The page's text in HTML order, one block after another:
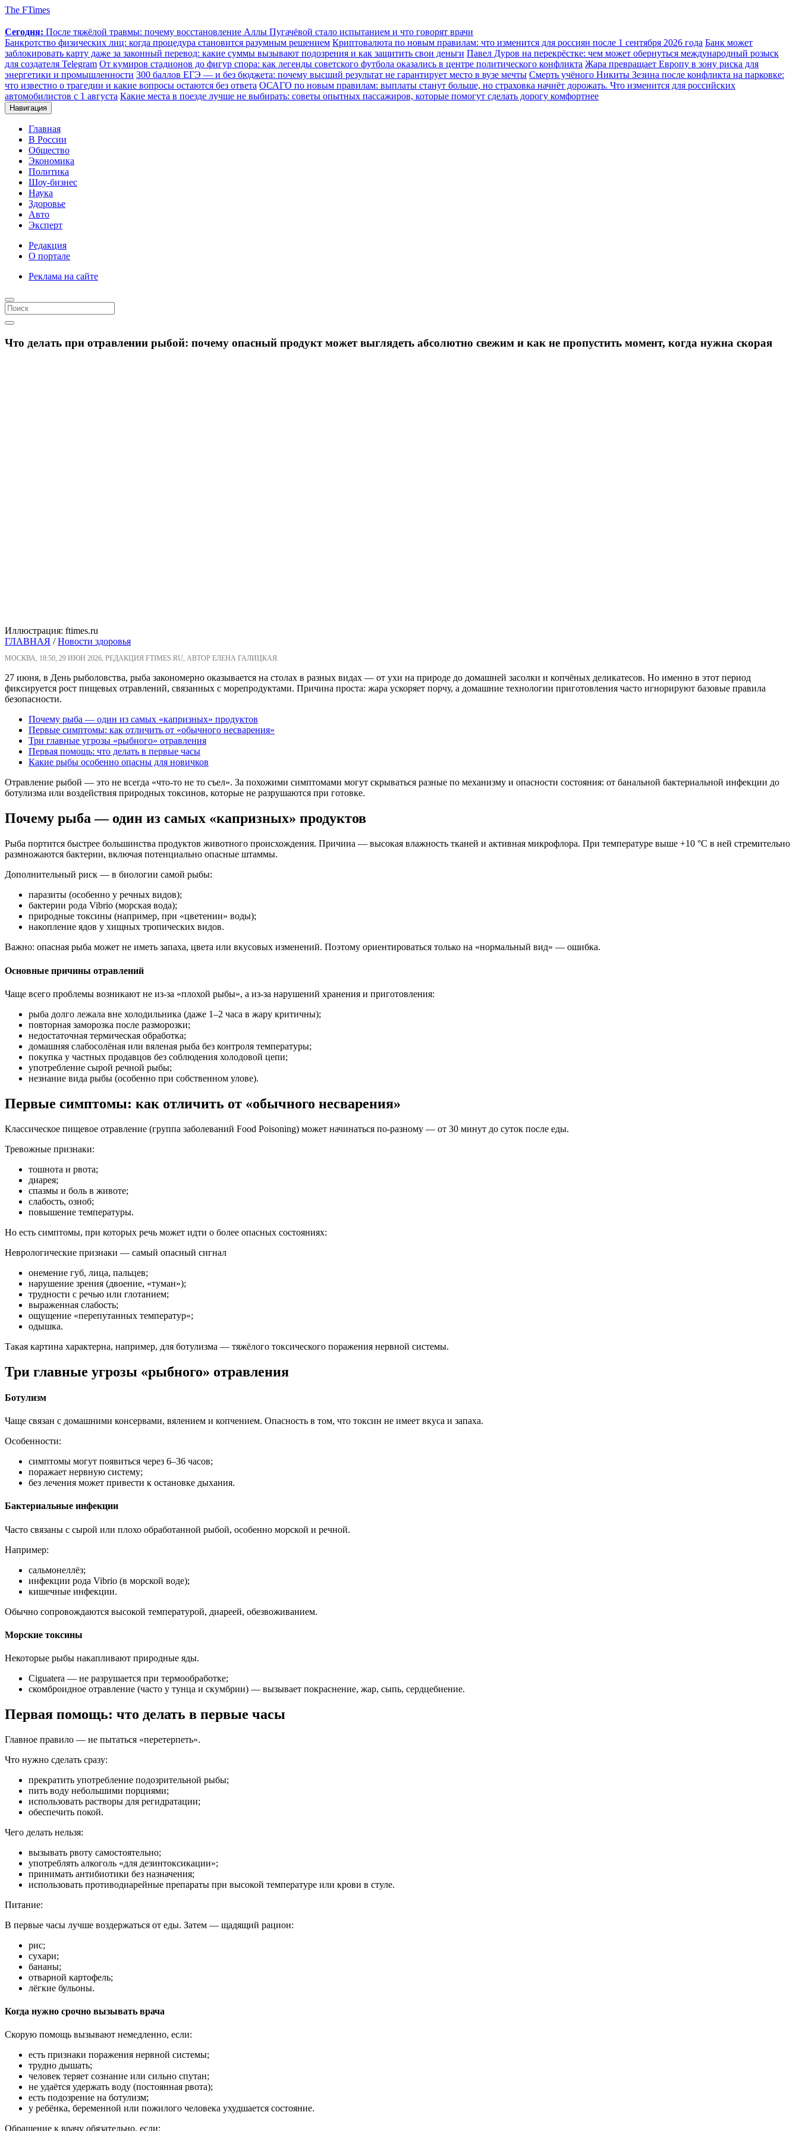
The FTimes
Сегодня: После тяжёлой травмы: почему восстановление Аллы Пугачёвой стало испытанием и что говорят врачи
Банкротство физических лиц: когда процедура становится разумным решением Криптовалюта по новым правилам: что изменится для россиян после 1 сентября 2026 года Банк может
заблокировать карту даже за законный перевод: какие суммы вызывают подозрения и как защитить свои деньги Павел Дуров на перекрёстке: чем может обернуться международный розыск
для создателя Telegram От кумиров стадионов до фигур спора: как легенды советского футбола оказались в центре политического конфликта Жара превращает Европу в зону риска для
энергетики и промышленности 300 баллов ЕГЭ — и без бюджета: почему высший результат не гарантирует место в вузе мечты Смерть учёного Никиты Зезина после конфликта на парковке:
что известно о трагедии и какие вопросы остаются без ответа ОСАГО по новым правилам: выплаты станут больше, но страховка начнёт дорожать. Что изменится для российских
автомобилистов с 1 августа Какие места в поезде лучше не выбирать: советы опытных пассажиров, которые помогут сделать дорогу комфортнее
Навигация
Главная
В России
Общество
Экономика
Политика
Шоу-бизнес
Наука
Здоровье
Авто
Эксперт
Редакция
О портале
Реклама на сайте
Что делать при отравлении рыбой: почему опасный продукт может выглядеть абсолютно свежим и как не пропустить момент, когда нужна скорая
Иллюстрация: ftimes.ru
ГЛАВНАЯ /Новости здоровья
МОСКВА, 18:50, 29 ИЮН 2026, РЕДАКЦИЯ FTIMES.RU, АВТОР ЕЛЕНА ГАЛИЦКАЯ.
27 июня, в День рыболовства, рыба закономерно оказывается на столах в разных видах — от ухи на природе до домашней засолки и копчёных деликатесов. Но именно в этот период
фиксируется рост пищевых отравлений, связанных с морепродуктами. Причина проста: жара ускоряет порчу, а домашние технологии приготовления часто игнорируют базовые правила
безопасности.
Почему рыба — один из самых «капризных» продуктов
Первые симптомы: как отличить от «обычного несварения»
Три главные угрозы «рыбного» отравления
Первая помощь: что делать в первые часы
Какие рыбы особенно опасны для новичков
Отравление рыбой — это не всегда «что-то не то съел». За похожими симптомами могут скрываться разные по механизму и опасности состояния: от банальной бактериальной инфекции до
ботулизма или воздействия природных токсинов, которые не разрушаются при готовке.
Почему рыба — один из самых «капризных» продуктов
Рыба портится быстрее большинства продуктов животного происхождения. Причина — высокая влажность тканей и активная микрофлора. При температуре выше +10 °C в ней стремительно
размножаются бактерии, включая потенциально опасные штаммы.
Дополнительный риск — в биологии самой рыбы:
паразиты (особенно у речных видов);
бактерии рода Vibrio (морская вода);
природные токсины (например, при «цветении» воды);
накопление ядов у хищных тропических видов.
Важно: опасная рыба может не иметь запаха, цвета или вкусовых изменений. Поэтому ориентироваться только на «нормальный вид» — ошибка.
Основные причины отравлений
Чаще всего проблемы возникают не из-за «плохой рыбы», а из-за нарушений хранения и приготовления:
рыба долго лежала вне холодильника (даже 1–2 часа в жару критичны);
повторная заморозка после разморозки;
недостаточная термическая обработка;
домашняя слабосолёная или вяленая рыба без контроля температуры;
покупка у частных продавцов без соблюдения холодовой цепи;
употребление сырой речной рыбы;
незнание вида рыбы (особенно при собственном улове).
Первые симптомы: как отличить от «обычного несварения»
Классическое пищевое отравление (группа заболеваний Food Poisoning) может начинаться по-разному — от 30 минут до суток после еды.
Тревожные признаки:
тошнота и рвота;
диарея;
спазмы и боль в животе;
слабость, озноб;
повышение температуры.
Но есть симптомы, при которых речь может идти о более опасных состояниях:
Неврологические признаки — самый опасный сигнал
онемение губ, лица, пальцев;
нарушение зрения (двоение, «туман»);
трудности с речью или глотанием;
выраженная слабость;
ощущение «перепутанных температур»;
одышка.
Такая картина характерна, например, для ботулизма — тяжёлого токсического поражения нервной системы.
Три главные угрозы «рыбного» отравления
Ботулизм
Чаще связан с домашними консервами, вялением и копчением. Опасность в том, что токсин не имеет вкуса и запаха.
Особенности:
симптомы могут появиться через 6–36 часов;
поражает нервную систему;
без лечения может привести к остановке дыхания.
Бактериальные инфекции
Часто связаны с сырой или плохо обработанной рыбой, особенно морской и речной.
Например:
сальмонеллёз;
инфекции рода Vibrio (в морской воде);
кишечные инфекции.
Обычно сопровождаются высокой температурой, диареей, обезвоживанием.
Морские токсины
Некоторые рыбы накапливают природные яды.
Ciguatera — не разрушается при термообработке;
скомброидное отравление (часто у тунца и скумбрии) — вызывает покраснение, жар, сыпь, сердцебиение.
Первая помощь: что делать в первые часы
Главное правило — не пытаться «перетерпеть».
Что нужно сделать сразу:
прекратить употребление подозрительной рыбы;
пить воду небольшими порциями;
использовать растворы для регидратации;
обеспечить покой.
Чего делать нельзя:
вызывать рвоту самостоятельно;
употреблять алкоголь «для дезинтоксикации»;
принимать антибиотики без назначения;
использовать противодиарейные препараты при высокой температуре или крови в стуле.
Питание:
В первые часы лучше воздержаться от еды. Затем — щадящий рацион:
рис;
сухари;
бананы;
отварной картофель;
лёгкие бульоны.
Когда нужно срочно вызывать врача
Скорую помощь вызывают немедленно, если:
есть признаки поражения нервной системы;
трудно дышать;
человек теряет сознание или сильно спутан;
не удаётся удержать воду (постоянная рвота);
есть подозрение на ботулизм;
у ребёнка, беременной или пожилого человека ухудшается состояние.
Обращение к врачу обязательно, если: